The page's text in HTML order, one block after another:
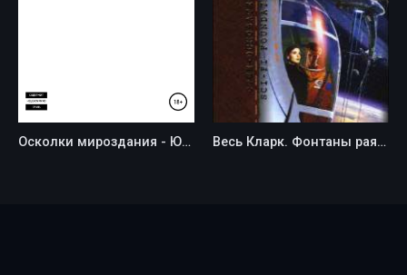
Осколки мироздания - Юлия Вячеславовна Шурбина-Коровацкая Весь Кларк. Фонтаны рая - Артур Кларк